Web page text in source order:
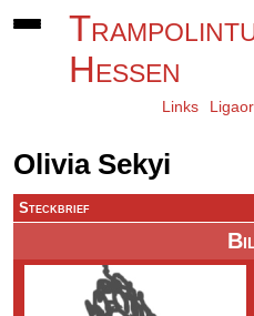
Hessen
Links
Olivia Sekyi
Steckbrief